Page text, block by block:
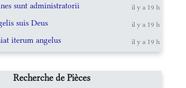
sunt administratorii il y a 19 h
suis Deus il y a 19 h
iterum angelus il y a 19 h
Recherche de Pièces